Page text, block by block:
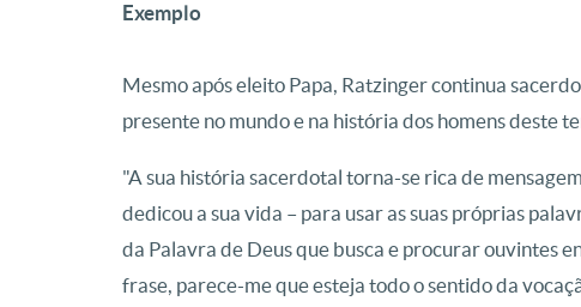
Exemplo
Mesmo após eleito Papa, Ratzinger continua
presente no mundo e na história dos homens deste
"A sua história sacerdotal torna-se rica de
dedicou a sua vida – para usar as suas próprias
da Palavra de Deus que busca e procurar ouvintes
frase, parece-me que esteja todo o sentido da